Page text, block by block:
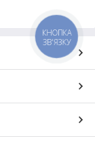
КНОПКА
ЗВ'ЯЗКУ